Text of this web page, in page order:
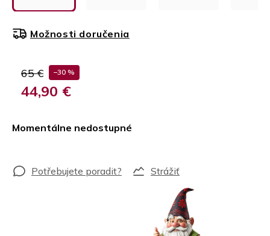
65 € –30 %
44,90 €
Momentálne nedostupné
Možnosti doručenia
Strážiť